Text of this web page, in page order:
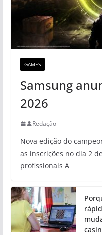
GAMES
Samsung
2026
Redação
Nova edição do
as inscrições no dia 2
profissionais A